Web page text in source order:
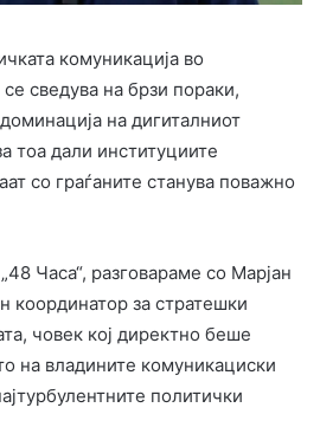
комуникација во
сведува на брзи пораки,
на дигиталниот
тоа дали институциите
со граѓаните станува поважно
Часа“, разговараме со Марјан
координатор за стратешки
човек кој директно беше
на владините комуникациски
политички